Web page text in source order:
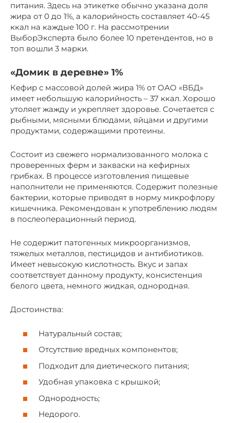
питания. Здесь на этикетке обычно указана доля
жира от 0 до 1%, а калорийность составляет 40-45
ккал на каждые 100 г. На рассмотрении
ВыборЭксперта было более 10 претендентов, но в
топ вошли 3 марки.
«Домик в деревне» 1%
Кефир с массовой долей жира 1% от ОАО «ВБД»
имеет небольшую калорийность – 37 ккал. Хорошо
утоляет жажду и укрепляет здоровье. Сочетается с
рыбными, мясными блюдами, яйцами и другими
продуктами, содержащими протеины.
Состоит из свежего нормализованного молока с
проверенных ферм и закваски на кефирных
грибках. В процессе изготовления пищевые
наполнители не применяются. Содержит полезные
бактерии, которые приводят в норму микрофлору
кишечника. Рекомендован к употреблению людям
в послеоперационный период.
Не содержит патогенных микроорганизмов,
тяжелых металлов, пестицидов и антибиотиков.
Имеет невысокую кислотность. Вкус и запах
соответствует данному продукту, консистенция
белого цвета, немного жидкая, однородная.
Достоинства:
Натуральный состав;
Отсутствие вредных компонентов;
Подходит для диетического питания;
Удобная упаковка с крышкой;
Однородность;
Недорого.